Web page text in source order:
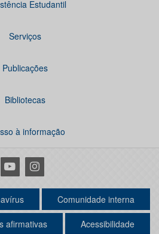
Estudantil
Serviços
Publicações
Bibliotecas
à informação
YoutubeInstagram
Comunidade interna
afirmativas Acessibilidade